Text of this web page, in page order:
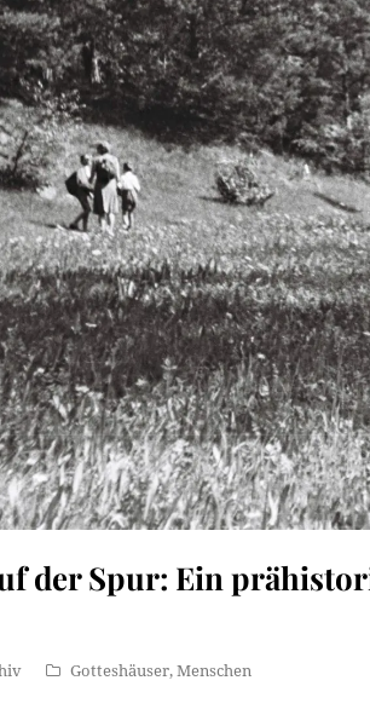
der Spur: Ein
Gotteshäuser,Menschen